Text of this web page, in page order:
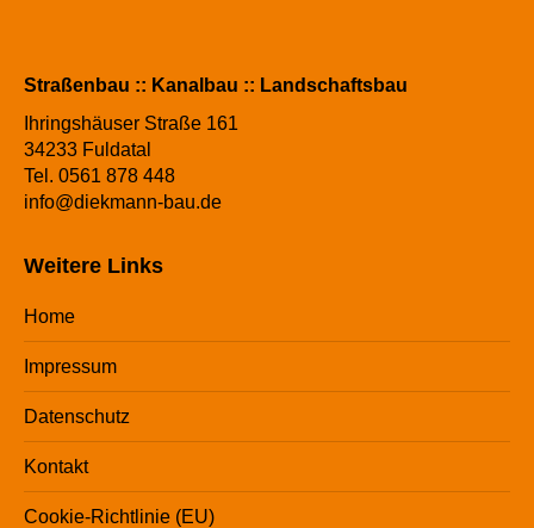
Straßenbau :: Kanalbau :: Landschaftsbau
Ihringshäuser Straße 161
34233 Fuldatal
Tel. 0561 878 448
info@diekmann-bau.de
Weitere Links
Home
Impressum
Datenschutz
Kontakt
Cookie-Richtlinie (EU)